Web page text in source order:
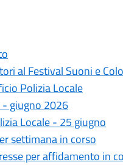
al Festival Suoni e
Polizia Locale
- giugno 2026
Locale - 25 giugno
settimana in corso
per affidamento in